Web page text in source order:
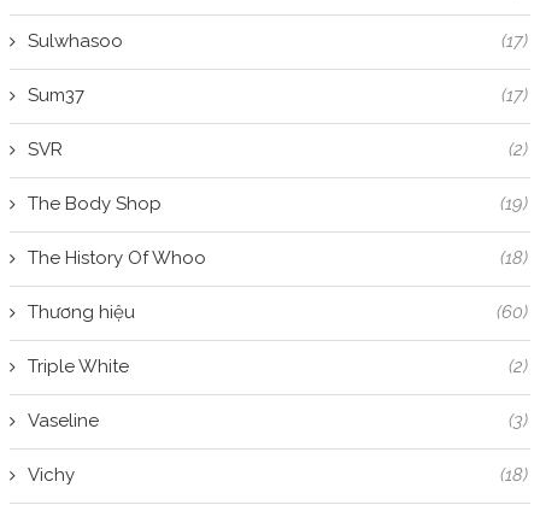
Sulwhasoo (17)
Sum37 (17)
SVR (2)
The Body Shop (19)
The History Of Whoo (18)
Thương hiệu (60)
Triple White (2)
Vaseline (3)
Vichy (18)